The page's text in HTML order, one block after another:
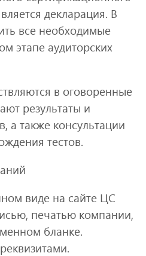
декларация. В
все необходимые
этапе аудиторских
в оговоренные
результаты и
а также консультации
тестов.
виде на сайте ЦС
печатью компании,
бланке.